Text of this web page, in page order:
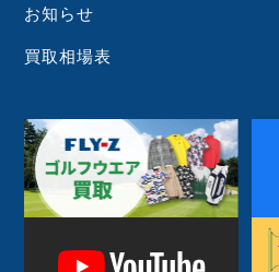
お知らせ
買取相場表